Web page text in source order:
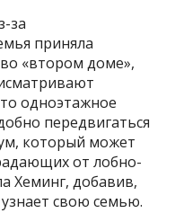
за
приняла
«втором доме»,
одноэтажное
передвигаться
который может
от лобно-
Хеминг, добавив,
свою семью.